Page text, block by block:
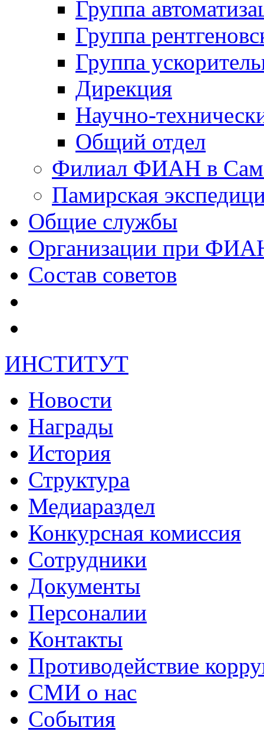
Группа
Группа
Группа
Дирекция
Научно-
Общий отдел
Филиал ФИАН в
Памирская
Общие службы
Организации при
Состав советов
ИНСТИТУТ
Новости
Награды
История
Структура
Медиараздел
Конкурсная комиссия
Сотрудники
Документы
Персоналии
Контакты
Противодействие
СМИ о нас
События